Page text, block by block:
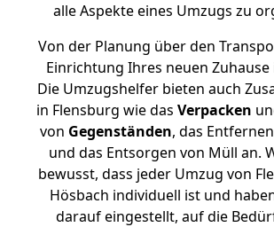
alle Aspekte eines Umzugs zu
Von der Planung über den
Einrichtung Ihres neuen Zuhause
Die Umzugshelfer bieten auch
in Flensburg wie das Verpacken
von Gegenständen, das
und das Entsorgen von Müll an.
bewusst, dass jeder Umzug von
Hösbach individuell ist und
darauf eingestellt, auf die